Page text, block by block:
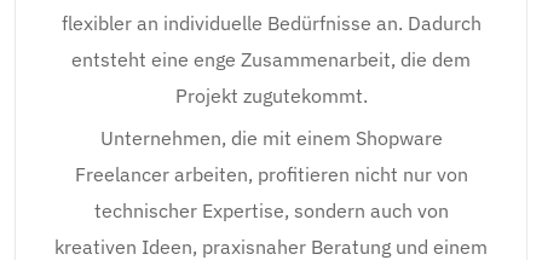
flexibler an individuelle Bedürfnisse an. Dadurch
entsteht eine enge Zusammenarbeit, die dem
Projekt zugutekommt.
Unternehmen, die mit einem Shopware
Freelancer arbeiten, profitieren nicht nur von
technischer Expertise, sondern auch von
kreativen Ideen, praxisnaher Beratung und einem